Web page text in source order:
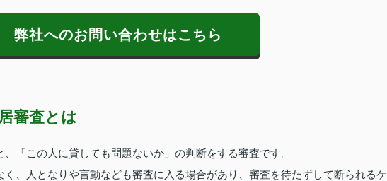
弊社へのお問い合わせはこちら
審査とは
「この人に貸しても問題ないか」の判断をする審査です。
、人となりや言動なども審査に入る場合があり、審査を待たずして断られるケ